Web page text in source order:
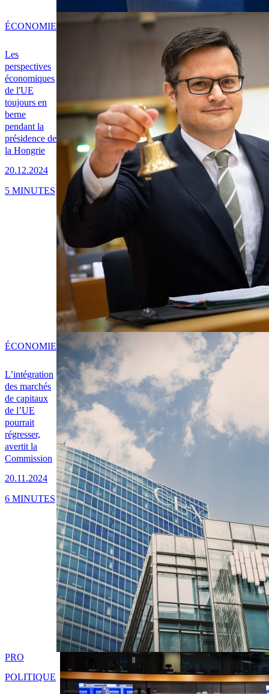
Les
perspectives
économiques
de l'UE
toujours en
berne
pendant la
présidence de
la Hongrie
20.12.2024
ÉCONOMIE
5 MINUTES
L’intégration
des marchés
de capitaux
de l’UE
pourrait
régresser,
avertit la
Commission
20.11.2024
ÉCONOMIE
6 MINUTES
PRO
POLITIQUE